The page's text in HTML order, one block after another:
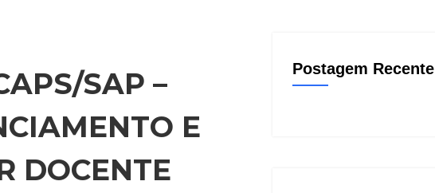
SAP –
E
DOCENTE
Postagem Recente